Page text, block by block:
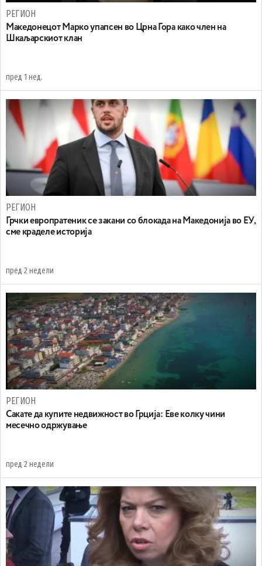
РЕГИОН
Maкедонецот Марко упапсен во Црна Гора како член на
Шкаљарскиот клан
пред 1 нед.
РЕГИОН
Грчки европратеник се закани со блокада на Македонија во ЕУ,
сме краделе историја
пред 2 недели
РЕГИОН
Сакате да купите недвижност во Грција: Еве колку чини
месечно одржување
пред 2 недели